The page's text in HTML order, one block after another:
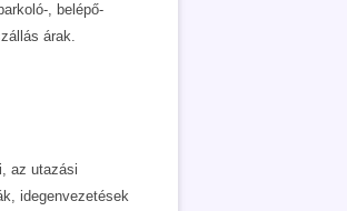
, belépő-
árak.
az utazási
idegenvezetések